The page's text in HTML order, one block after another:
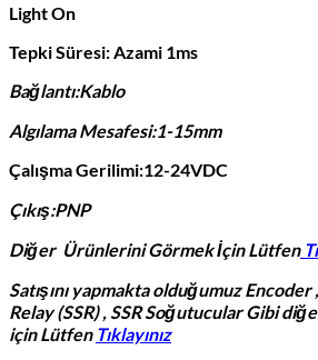
Light On
Tepki Süresi: Azami 1ms
Bağlantı:Kablo
Algılama Mesafesi:1-15mm
Çalışma Gerilimi:12-24VDC
Çıkış:PNP
Diğer Ürünlerini Görmek İçin Lütfen
Satışını yapmakta olduğumuz
Relay (SSR) , SSR Soğutucular Gibi
için Lütfen Tıklayınız